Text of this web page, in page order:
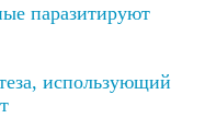
паразитируют
использующий